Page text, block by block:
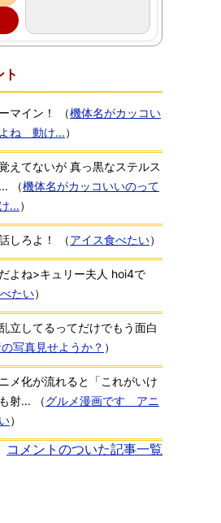
ト
マイン！ （機体名がカッコい
ね 動け...）
えてないが 真っ黒なステルス
（機体名がカッコいいのって
...）
しろよ！ （アイス食べたい）
よね>キュリー夫人 hoi4で
たい）
立してるってだけでもう面白
写真見せようか？ ）
メ化が流れると「これがいけ
射...
（グルメ漫画です アニ
）
コメントのついた記事一覧